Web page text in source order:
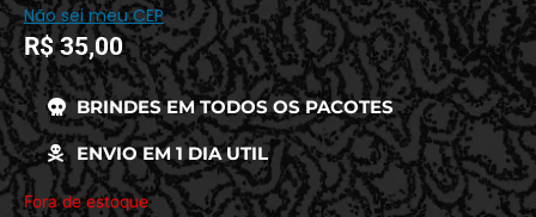
Não sei meu CEP
R$35,00
BRINDES EM TODOS OS PACOTES
ENVIO EM 1 DIA UTIL
Fora de estoque